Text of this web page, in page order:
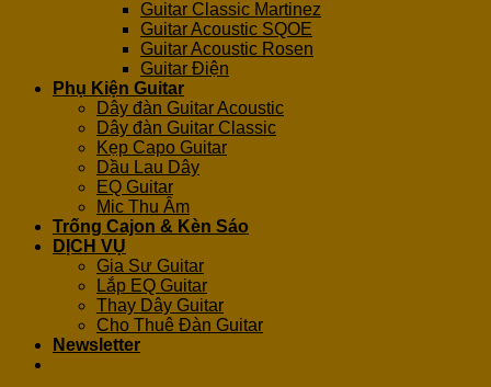
Guitar Classic Martinez
Guitar Acoustic SQOE
Guitar Acoustic Rosen
Guitar Điện
Phụ Kiện Guitar
Dây đàn Guitar Acoustic
Dây đàn Guitar Classic
Kẹp Capo Guitar
Dầu Lau Dây
EQ Guitar
Mic Thu Âm
Trống Cajon & Kèn Sáo
DỊCH VỤ
Gia Sư Guitar
Lắp EQ Guitar
Thay Dây Guitar
Cho Thuê Đàn Guitar
Newsletter